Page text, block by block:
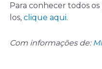
Para conhecer todos
los, clique aqui.
Com informações de: